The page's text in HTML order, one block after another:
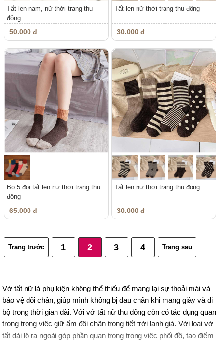
Tất len nam, nữ thời trang thu
đông
50.000 đ
Tất len nữ thời trang thu đông
30.000 đ
Bộ 5 đôi tất len nữ thời trang thu
đông
65.000 đ
Tất len nữ thời trang thu đông
30.000 đ
Trang trước 1 2 3 4 Trang sau
Vớ tất nữ là phụ kiện không thể thiếu để mang lại sự thoải mái và
bảo vệ đôi chân, giúp mình không bị đau chân khi mang giày và đi
bộ trong thời gian dài. Với vớ tất nữ thu đông còn có tác dụng quan
trọng trong việc giữ ấm đôi chân trong tiết trời lạnh giá. Với loại vớ
tất dài lộ ra ngoài góp phần quan trọng trong việc phối đồ, tạo điểm